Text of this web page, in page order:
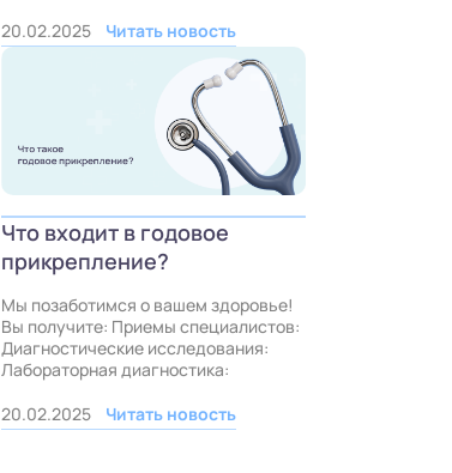
20.02.2025
Читать новость
Что входит в годовое
прикрепление?
Мы позаботимся о вашем здоровье!
Вы получите: Приемы специалистов:
Диагностические исследования:
Лабораторная диагностика:
20.02.2025
Читать новость